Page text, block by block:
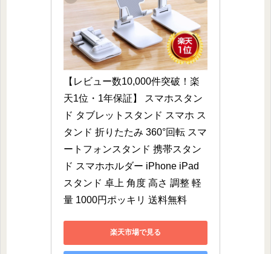
【レビュー数10,000件突破！楽
天1位・1年保証】 スマホスタン
ド タブレットスタンド スマホ ス
タンド 折りたたみ 360°回転 スマ
ートフォンスタンド 携帯スタン
ド スマホホルダー iPhone iPad
スタンド 卓上 角度 高さ 調整 軽
量 1000円ポッキリ 送料無料
楽天市場で見る